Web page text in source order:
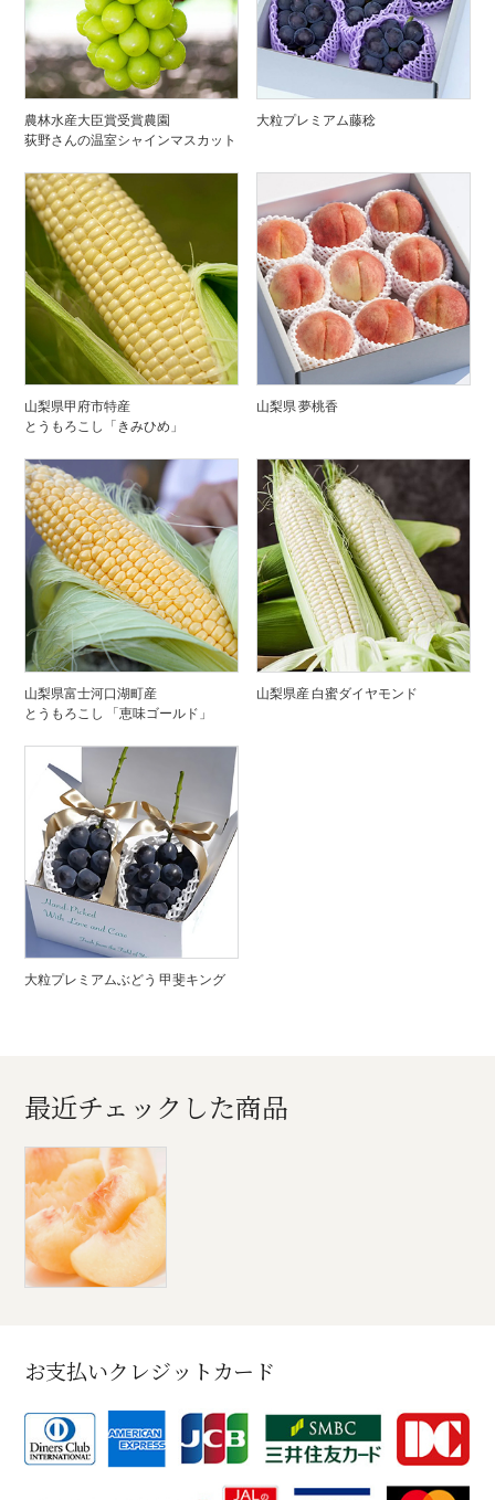
農林水産大臣賞受賞農園
荻野さんの温室シャインマスカット
大粒プレミアム藤稔
山梨県甲府市特産
とうもろこし「きみひめ」
山梨県 夢桃香
山梨県富士河口湖町産
とうもろこし 「恵味ゴールド」
山梨県産 白蜜ダイヤモンド
大粒プレミアムぶどう 甲斐キング
最近チェックした商品
お支払いクレジットカード